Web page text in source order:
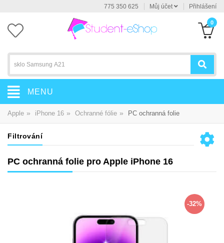
775 350 625 Můj účet Přihlášení
0
MENU
Apple » iPhone 16 » Ochranné fólie » PC ochranná folie
Filtrování
PC ochranná folie pro Apple iPhone 16
-32%